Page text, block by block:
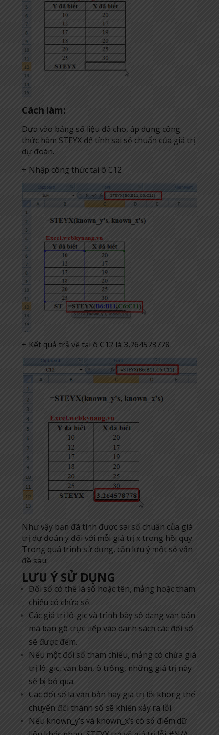
Cách làm:
Dựa vào bảng số liệu đã cho, áp dụng công
thức hàm STEYX đế tính sai số chuẩn của giá trị
dự đoán.
+ Nhập công thức tại ô C12
+ Kết quả trả về tại ô C12 là 3,264578778
Như vậy bạn đã tính được sai số chuẩn của giá
trị dự đoán y đối với mỗi giá trị x trong hồi quy.
Trong quá trinh sử dụng, cần lưu ý một số vấn
đề sau:
LƯU Ý SỬ DỤNG
Đối số có thể là số hoặc tên, mảng hoặc tham
chiếu có chứa số.
Các giá trị lô-gic và trình bày số dạng văn bản
mà bạn gõ trực tiếp vào danh sách các đối số
sẽ được đếm.
Nếu một đối số tham chiếu, mảng có chứa giá
trị lô-gic, văn bản, ô trống, những giá trị này
sẽ bị bỏ qua.
Các đối số là văn bản hay giá trị lỗi không thể
chuyển đổi thành số sẽ khiến xảy ra lỗi.
Nếu known_y’s và known_x’s có số điểm dữ